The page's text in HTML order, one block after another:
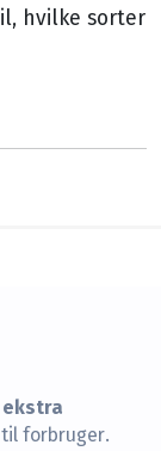
hvilke sorter
forbruger.